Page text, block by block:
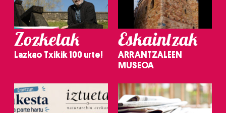
Zozketak
Lazkao Txikik 100 urte!
Eskaintzak
ARRANTZALEEN
MUSEOA